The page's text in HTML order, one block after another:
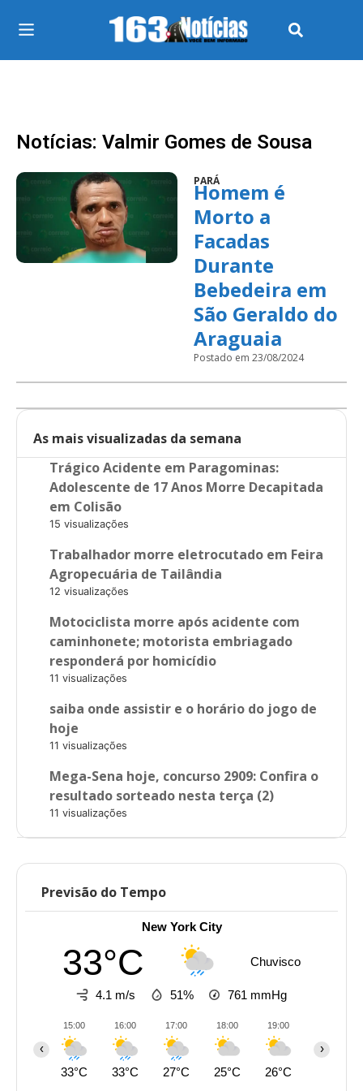
Notícias: Valmir Gomes de Sousa
PARÁ
Homem é
Morto a
Facadas
Durante
Bebedeira em
São Geraldo do
Araguaia
Postado em 23/08/2024
As mais visualizadas da semana
Trágico Acidente em Paragominas:
Adolescente de 17 Anos Morre Decapitada
em Colisão
15 visualizações
Trabalhador morre eletrocutado em Feira
Agropecuária de Tailândia
12 visualizações
Motociclista morre após acidente com
caminhonete; motorista embriagado
responderá por homicídio
11 visualizações
saiba onde assistir e o horário do jogo de
hoje
11 visualizações
Mega-Sena hoje, concurso 2909: Confira o
resultado sorteado nesta terça (2)
11 visualizações
Previsão do Tempo
New York City
33°C Chuvisco
4.1 m/s 51% 761 mmHg
15:00
33°C
16:00
33°C
17:00
27°C
18:00
25°C
19:00
26°C
‹ ›